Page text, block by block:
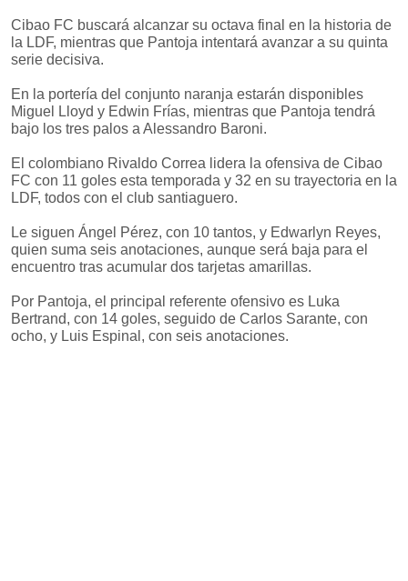
Cibao FC buscará alcanzar su octava final en la historia de
la LDF, mientras que Pantoja intentará avanzar a su quinta
serie decisiva.
En la portería del conjunto naranja estarán disponibles
Miguel Lloyd y Edwin Frías, mientras que Pantoja tendrá
bajo los tres palos a Alessandro Baroni.
El colombiano Rivaldo Correa lidera la ofensiva de Cibao
FC con 11 goles esta temporada y 32 en su trayectoria en la
LDF, todos con el club santiaguero.
Le siguen Ángel Pérez, con 10 tantos, y Edwarlyn Reyes,
quien suma seis anotaciones, aunque será baja para el
encuentro tras acumular dos tarjetas amarillas.
Por Pantoja, el principal referente ofensivo es Luka
Bertrand, con 14 goles, seguido de Carlos Sarante, con
ocho, y Luis Espinal, con seis anotaciones.